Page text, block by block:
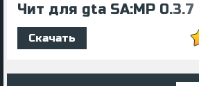
Чит для gta SA:MP 0.3.7
Скачать